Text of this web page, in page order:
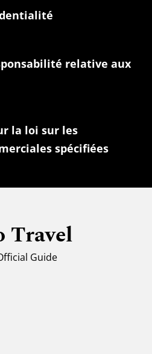
touristique
relative aux
la loi sur les
spécifiées
Travel
Guide